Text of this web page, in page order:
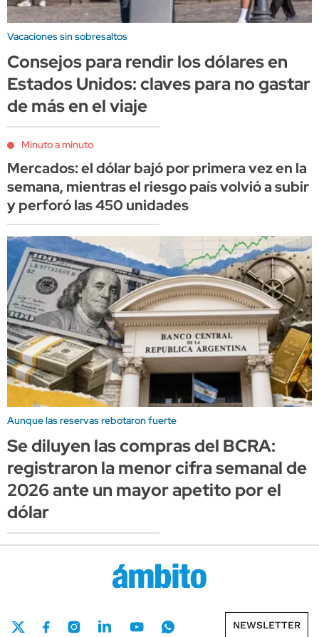
Vacaciones sin sobresaltos
Consejos para rendir los dólares en
Estados Unidos: claves para no gastar
de más en el viaje
Minuto a minuto
Mercados: el dólar bajó por primera vez en la
semana, mientras el riesgo país volvió a subir
y perforó las 450 unidades
Aunque las reservas rebotaron fuerte
Se diluyen las compras del BCRA:
registraron la menor cifra semanal de
2026 ante un mayor apetito por el
dólar
NEWSLETTER